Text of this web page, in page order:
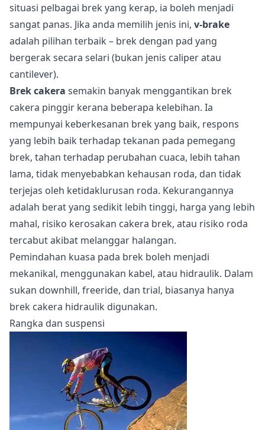
situasi pelbagai brek yang kerap, ia boleh menjadi
sangat panas. Jika anda memilih jenis ini, v-brake
adalah pilihan terbaik – brek dengan pad yang
bergerak secara selari (bukan jenis caliper atau
cantilever).
Brek cakera semakin banyak menggantikan brek
cakera pinggir kerana beberapa kelebihan. Ia
mempunyai keberkesanan brek yang baik, respons
yang lebih baik terhadap tekanan pada pemegang
brek, tahan terhadap perubahan cuaca, lebih tahan
lama, tidak menyebabkan kehausan roda, dan tidak
terjejas oleh ketidaklurusan roda. Kekurangannya
adalah berat yang sedikit lebih tinggi, harga yang lebih
mahal, risiko kerosakan cakera brek, atau risiko roda
tercabut akibat melanggar halangan.
Pemindahan kuasa pada brek boleh menjadi
mekanikal, menggunakan kabel, atau hidraulik. Dalam
sukan downhill, freeride, dan trial, biasanya hanya
brek cakera hidraulik digunakan.
Rangka dan suspensi